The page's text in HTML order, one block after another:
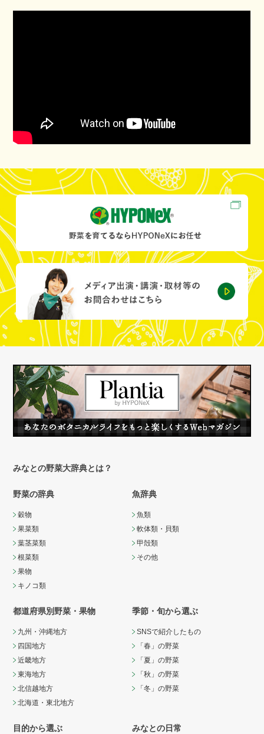
みなとの野菜大辞典とは？
野菜の辞典
穀物
果菜類
葉茎菜類
根菜類
果物
キノコ類
魚辞典
魚類
軟体類・貝類
甲殻類
その他
都道府県別野菜・果物
九州・沖縄地方
四国地方
近畿地方
東海地方
北信越地方
北海道・東北地方
季節・旬から選ぶ
SNSで紹介したもの
「春」の野菜
「夏」の野菜
「秋」の野菜
「冬」の野菜
目的から選ぶ みなとの日常